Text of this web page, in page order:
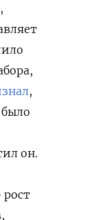
,
он.
рост